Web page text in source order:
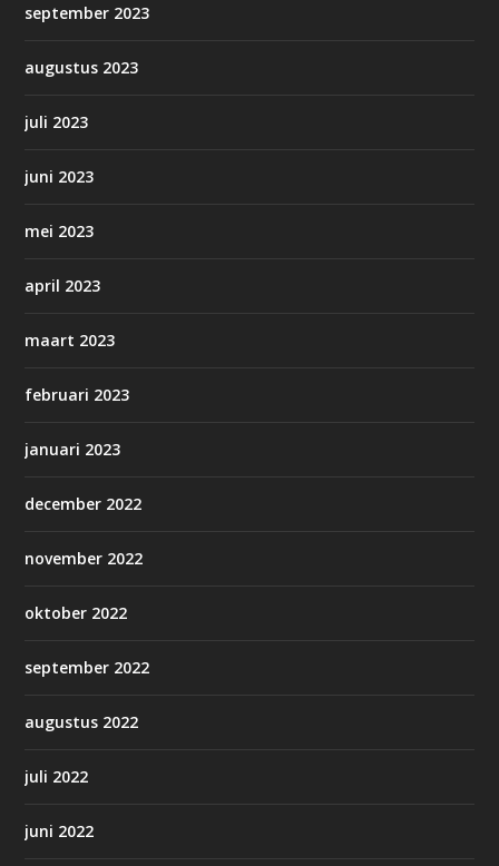
september 2023
augustus 2023
juli 2023
juni 2023
mei 2023
april 2023
maart 2023
februari 2023
januari 2023
december 2022
november 2022
oktober 2022
september 2022
augustus 2022
juli 2022
juni 2022